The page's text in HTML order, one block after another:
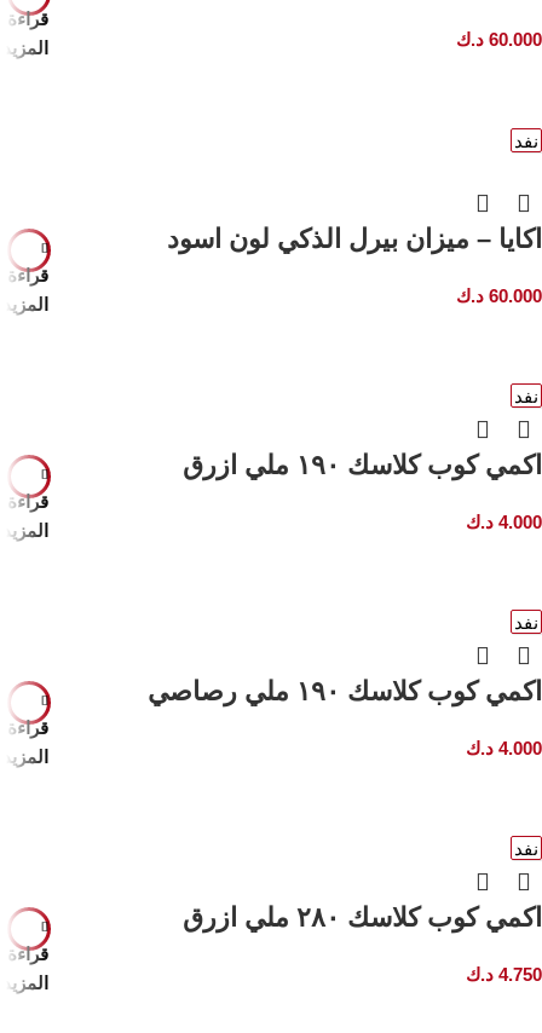
قراءة
المزيد
60.000 د.ك
نفد
قراءة
المزيد
اكايا – ميزان بيرل الذكي لون اسود
60.000 د.ك
نفد
قراءة
المزيد
اكمي كوب كلاسك ١٩٠ ملي ازرق
4.000 د.ك
نفد
قراءة
المزيد
اكمي كوب كلاسك ١٩٠ ملي رصاصي
4.000 د.ك
نفد
قراءة
المزيد
اكمي كوب كلاسك ٢٨٠ ملي ازرق
4.750 د.ك